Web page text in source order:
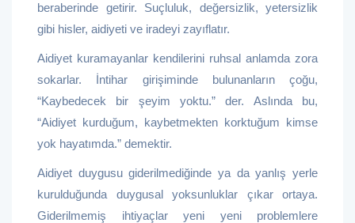
beraberinde getirir. Suçluluk, değersizlik, yetersizlik
gibi hisler, aidiyeti ve iradeyi zayıflatır.
Aidiyet kuramayanlar kendilerini ruhsal anlamda zora
sokarlar. İntihar girişiminde bulunanların çoğu,
“Kaybedecek bir şeyim yoktu.” der. Aslında bu,
“Aidiyet kurduğum, kaybetmekten korktuğum kimse
yok hayatımda.” demektir.
Aidiyet duygusu giderilmediğinde ya da yanlış yerle
kurulduğunda duygusal yoksunluklar çıkar ortaya.
Giderilmemiş ihtiyaçlar yeni yeni problemlere